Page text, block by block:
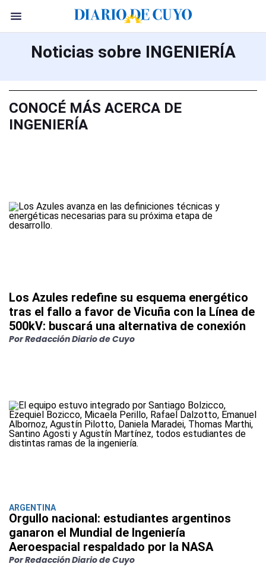
Noticias sobre INGENIERÍA
CONOCÉ MÁS ACERCA DE
INGENIERÍA
Los Azules redefine su esquema energético
tras el fallo a favor de Vicuña con la Línea de
500kV: buscará una alternativa de conexión
Por Redacción Diario de Cuyo
ARGENTINA
Orgullo nacional: estudiantes argentinos
ganaron el Mundial de Ingeniería
Aeroespacial respaldado por la NASA
Por Redacción Diario de Cuyo